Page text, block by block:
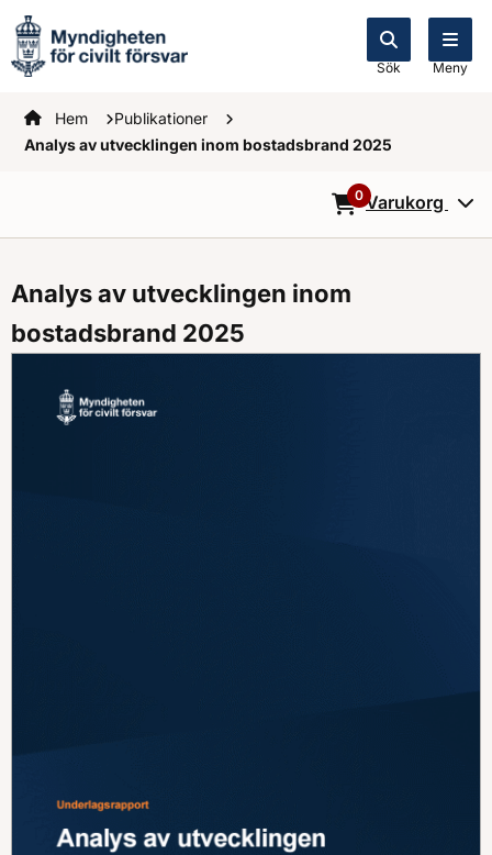
Sök Meny
Startsidan
Hem
Publikationer
Analys av utvecklingen inom bostadsbrand 2025
0Varukorg
Analys av utvecklingen inom
bostadsbrand 2025